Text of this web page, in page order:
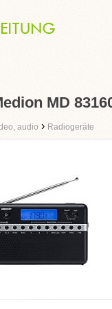
MD
audio › Radiogeräte